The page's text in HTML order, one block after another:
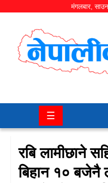
मंगलबार,साउन
समाज/
चितवन
कला/
मनोरञ्जन
☰
रबि लामीछाने
बिहान १० बजेनै